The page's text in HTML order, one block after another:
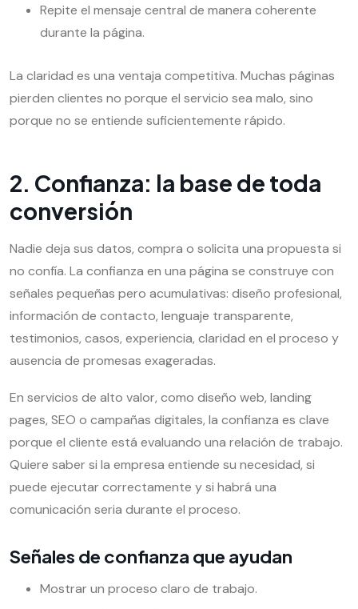
Repite el mensaje central de manera coherente
durante la página.
La claridad es una ventaja competitiva. Muchas páginas
pierden clientes no porque el servicio sea malo, sino
porque no se entiende suficientemente rápido.
2. Confianza: la base de toda
conversión
Nadie deja sus datos, compra o solicita una propuesta si
no confía. La confianza en una página se construye con
señales pequeñas pero acumulativas: diseño profesional,
información de contacto, lenguaje transparente,
testimonios, casos, experiencia, claridad en el proceso y
ausencia de promesas exageradas.
En servicios de alto valor, como diseño web, landing
pages, SEO o campañas digitales, la confianza es clave
porque el cliente está evaluando una relación de trabajo.
Quiere saber si la empresa entiende su necesidad, si
puede ejecutar correctamente y si habrá una
comunicación seria durante el proceso.
Señales de confianza que ayudan
Mostrar un proceso claro de trabajo.